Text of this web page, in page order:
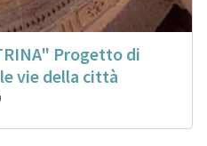
Progetto di
vie della città